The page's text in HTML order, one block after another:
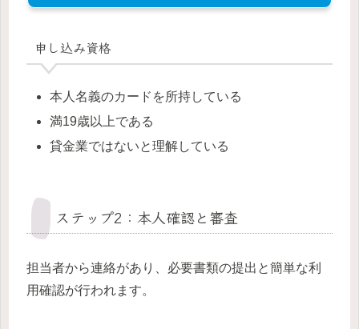
申し込み資格
本人名義のカードを所持している
満19歳以上である
貸金業ではないと理解している
ステップ2：本人確認と審査
担当者から連絡があり、必要書類の提出と簡単な利
用確認が行われます。